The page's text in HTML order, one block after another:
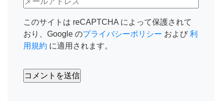
このサイトは reCAPTCHA によって保護されて
おり、Google のプライバシーポリシー および 利
用規約 に適用されます。